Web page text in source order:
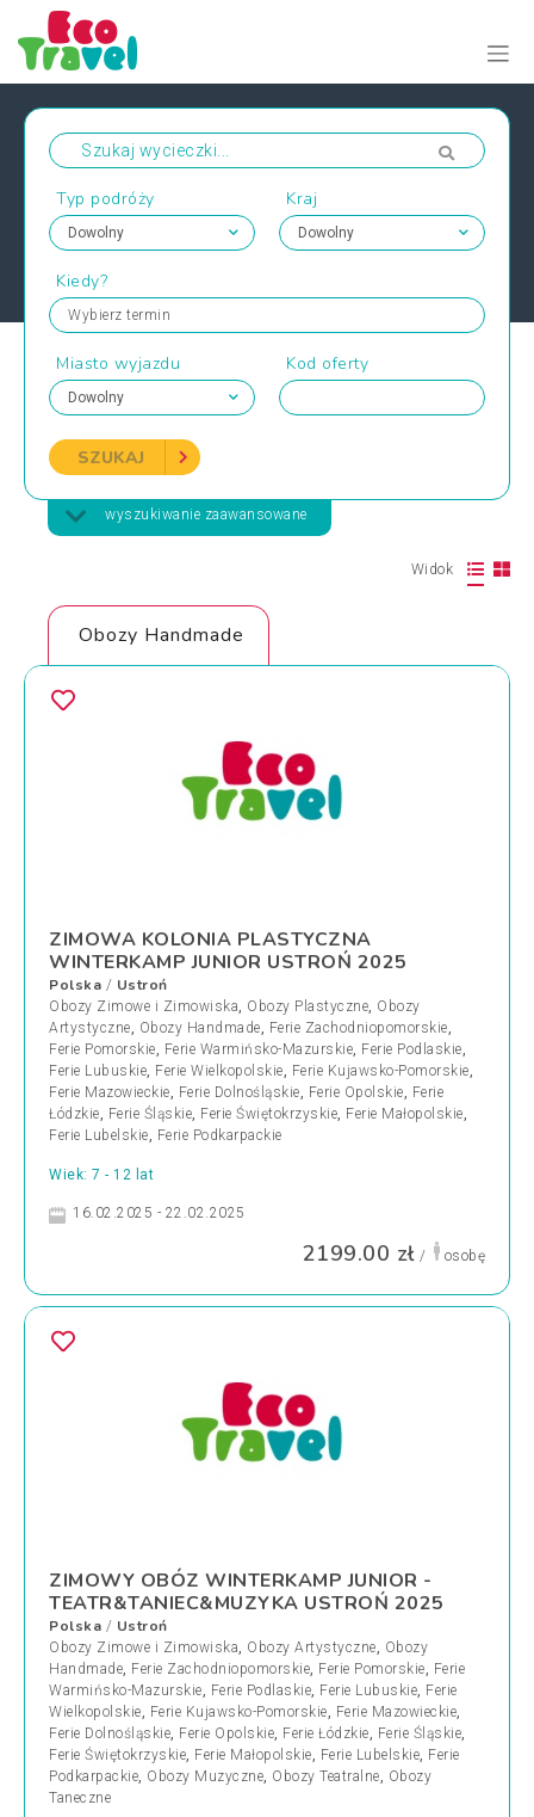
Typ podróży Kraj
Kiedy?
Wybierz termin
Miasto wyjazdu Kod oferty
SZUKAJ
wyszukiwanie zaawansowane
Widok
Obozy Handmade
ZIMOWA KOLONIA PLASTYCZNA
WINTERKAMP JUNIOR USTROŃ 2025
Polska / Ustroń
Obozy Zimowe i Zimowiska, Obozy Plastyczne, Obozy
Artystyczne, Obozy Handmade, Ferie Zachodniopomorskie,
Ferie Pomorskie, Ferie Warmińsko-Mazurskie, Ferie Podlaskie,
Ferie Lubuskie, Ferie Wielkopolskie, Ferie Kujawsko-Pomorskie,
Ferie Mazowieckie, Ferie Dolnośląskie, Ferie Opolskie, Ferie
Łódzkie, Ferie Śląskie, Ferie Świętokrzyskie, Ferie Małopolskie,
Ferie Lubelskie, Ferie Podkarpackie
Wiek: 7 - 12 lat
16.02.2025 - 22.02.2025
2199.00 zł / osobę
ZIMOWY OBÓZ WINTERKAMP JUNIOR -
TEATR&TANIEC&MUZYKA USTROŃ 2025
Polska / Ustroń
Obozy Zimowe i Zimowiska, Obozy Artystyczne, Obozy
Handmade, Ferie Zachodniopomorskie, Ferie Pomorskie, Ferie
Warmińsko-Mazurskie, Ferie Podlaskie, Ferie Lubuskie, Ferie
Wielkopolskie, Ferie Kujawsko-Pomorskie, Ferie Mazowieckie,
Ferie Dolnośląskie, Ferie Opolskie, Ferie Łódzkie, Ferie Śląskie,
Ferie Świętokrzyskie, Ferie Małopolskie, Ferie Lubelskie, Ferie
Podkarpackie, Obozy Muzyczne, Obozy Teatralne, Obozy
Taneczne